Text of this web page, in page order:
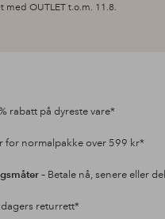
med OUTLET t.o.m. 11.8.
rabatt på dyreste vare*
for normalpakke over 599 kr*
– Betale nå, senere eller
dagers returrett*